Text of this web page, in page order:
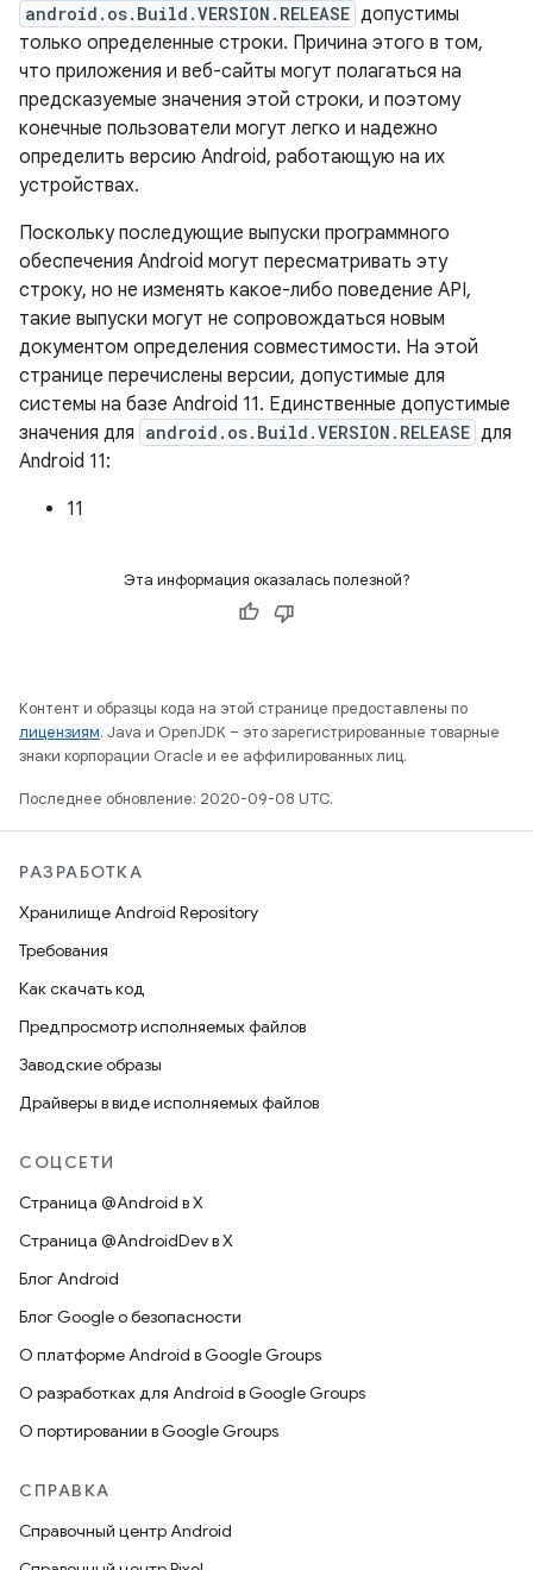
android.os.Build.VERSION.RELEASE допустимы
только определенные строки. Причина этого в том,
что приложения и веб-сайты могут полагаться на
предсказуемые значения этой строки, и поэтому
конечные пользователи могут легко и надежно
определить версию Android, работающую на их
устройствах.
Поскольку последующие выпуски программного
обеспечения Android могут пересматривать эту
строку, но не изменять какое-либо поведение API,
такие выпуски могут не сопровождаться новым
документом определения совместимости. На этой
странице перечислены версии, допустимые для
системы на базе Android 11. Единственные допустимые
значения для android.os.Build.VERSION.RELEASE для
Android 11:
11
Эта информация оказалась полезной?
Контент и образцы кода на этой странице предоставлены по
лицензиям. Java и OpenJDK – это зарегистрированные товарные
знаки корпорации Oracle и ее аффилированных лиц.
Последнее обновление: 2020-09-08 UTC.
РАЗРАБОТКА
Хранилище Android Repository
Требования
Как скачать код
Предпросмотр исполняемых файлов
Заводские образы
Драйверы в виде исполняемых файлов
СОЦСЕТИ
Страница @Android в X
Страница @AndroidDev в X
Блог Android
Блог Google о безопасности
О платформе Android в Google Groups
О разработках для Android в Google Groups
О портировании в Google Groups
СПРАВКА
Справочный центр Android